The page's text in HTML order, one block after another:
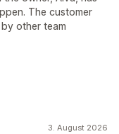
The customer
other team
3. August 2026